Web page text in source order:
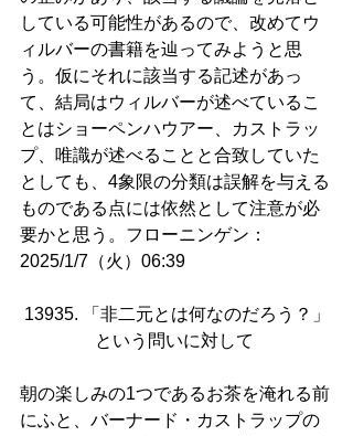
している可能性があるので、改めてウ
ィルバーの書籍を辿ってみようと思
う。仮にそれに該当する記述があっ
て、結局はウィルバーが述べているこ
とはショーペンハウアー、カストラッ
プ、唯識が述べることと合致していた
としても、4象限の分類は誤解を与える
ものである点には依然として注意が必
要かと思う。フローニンゲン：
2025/1/7（火）06:39
13935. 「非二元とは何なのだろう？」
という問いに対して
朝の楽しみの1つであるお茶を淹れる前
にふと、バーナード・カストラップの